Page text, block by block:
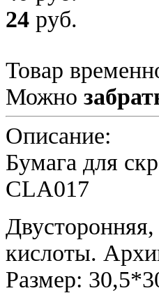
24 руб.
Товар
Можно
Описание:
Бумага для
CLA017
кислоты.
Размер: